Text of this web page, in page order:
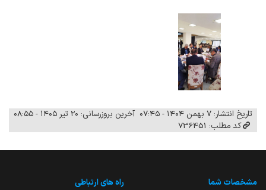
تاریخ انتشار: ۷ بهمن ۱۴۰۴ - ۰۷:۴۵
آخرین بروزرسانی: ۲۰ تیر ۱۴۰۵ - ۰۸:۵۵
کد مطلب: 736451
مشخصات شما راه های ارتباطی